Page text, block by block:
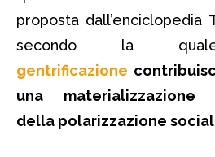
proposta dall’enciclopedia
secondo la
gentrificazione
una materializzazione
della polarizzazione